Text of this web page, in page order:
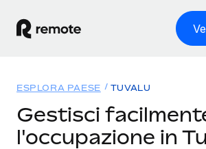
ASSUMI NEL MONDO
Soluzioni
ESPLORA PAESE TUVALU
Gestisci
l'occupazione in